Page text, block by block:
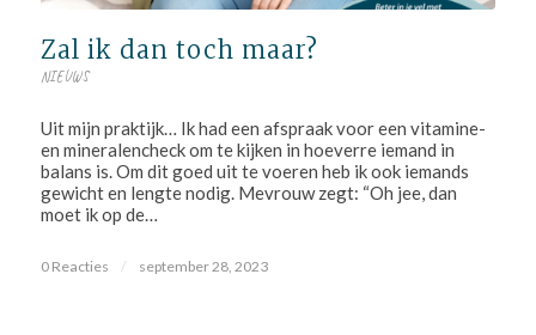
Zal ik dan toch maar?
NIEUWS
Uit mijn praktijk… Ik had een afspraak voor een vitamine-
en mineralencheck om te kijken in hoeverre iemand in
balans is. Om dit goed uit te voeren heb ik ook iemands
gewicht en lengte nodig. Mevrouw zegt: “Oh jee, dan
moet ik op de…
0 Reacties / september 28, 2023